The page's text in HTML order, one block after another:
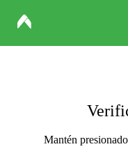
Mantén